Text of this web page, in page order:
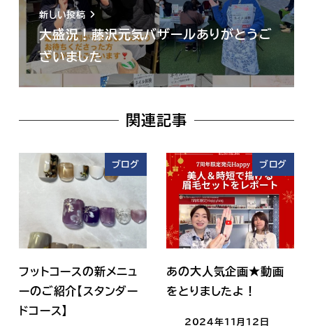
新しい投稿
大盛況！藤沢元気バザールありがとうご
ざいました
関連記事
ブログ
フットコースの新メニュ
ーのご紹介【スタンダー
ドコース】
ブログ
あの大人気企画★動画
をとりましたよ！
2024年11月12日